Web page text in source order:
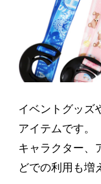
イベントグッズ
アイテムです。
キャラクター、
どでの利用も増